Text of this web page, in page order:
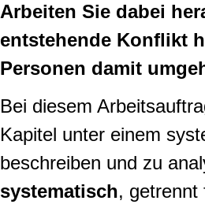
Arbeiten Sie dabei
entstehende Konflikt
Personen damit
Bei diesem
Kapitel unter einem
beschreiben und zu
systematisch, getrennt